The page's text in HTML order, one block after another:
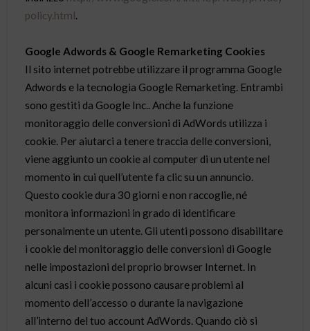
policy.html.
Google Adwords & Google Remarketing Cookies
Il sito internet potrebbe utilizzare il programma Google
Adwords e la tecnologia Google Remarketing. Entrambi
sono gestiti da Google Inc.. Anche la funzione
monitoraggio delle conversioni di AdWords utilizza i
cookie. Per aiutarci a tenere traccia delle conversioni,
viene aggiunto un cookie al computer di un utente nel
momento in cui quell’utente fa clic su un annuncio.
Questo cookie dura 30 giorni e non raccoglie, né
monitora informazioni in grado di identificare
personalmente un utente. Gli utenti possono disabilitare
i cookie del monitoraggio delle conversioni di Google
nelle impostazioni del proprio browser Internet. In
alcuni casi i cookie possono causare problemi al
momento dell’accesso o durante la navigazione
all’interno del tuo account AdWords. Quando ciò si